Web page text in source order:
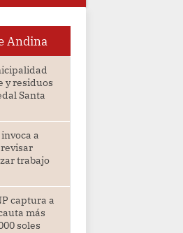
Andina
y residuos
Santa
a
trabajo
captura a
más
soles